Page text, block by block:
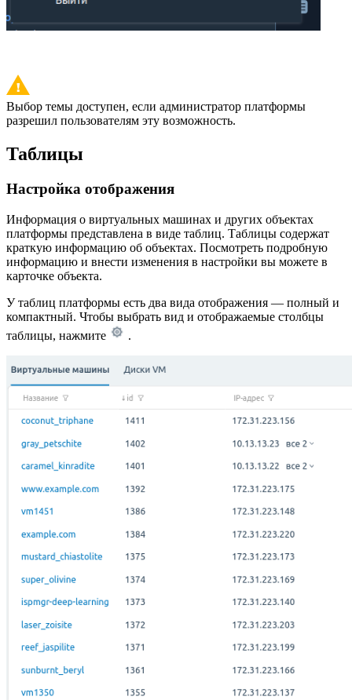
Выбор темы доступен, если администратор платформы
разрешил пользователям эту возможность.
Таблицы
Настройка отображения
Информация о виртуальных машинах и других объектах
платформы представлена в виде таблиц. Таблицы содержат
краткую информацию об объектах. Посмотреть подробную
информацию и внести изменения в настройки вы можете в
карточке объекта.
У таблиц платформы есть два вида отображения — полный и
компактный. Чтобы выбрать вид и отображаемые столбцы
таблицы, нажмите
.